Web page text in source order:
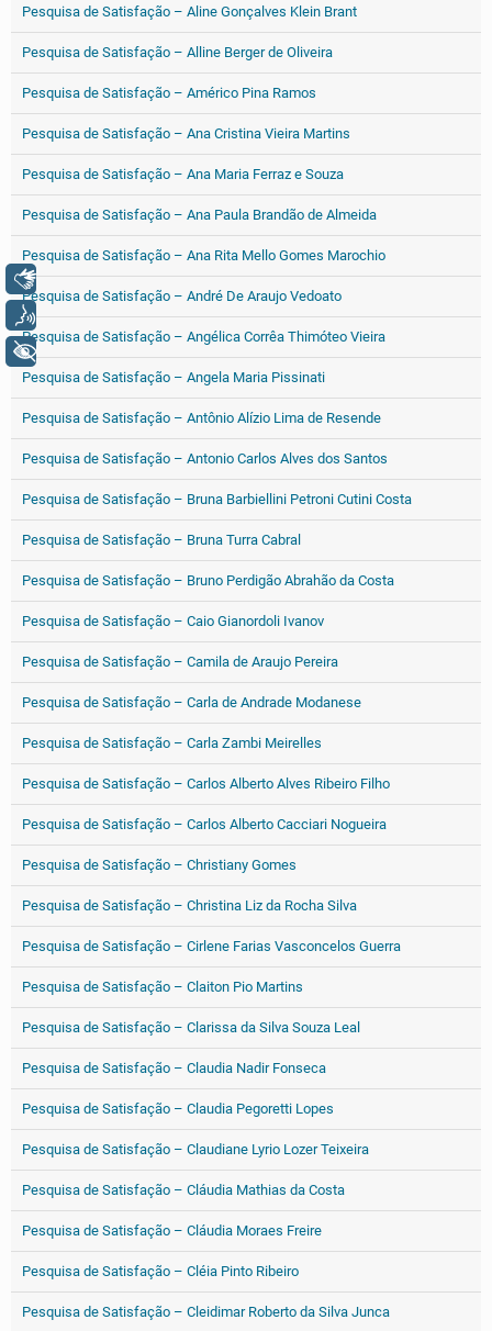
Pesquisa de Satisfação – Aline Gonçalves Klein Brant
Pesquisa de Satisfação – Alline Berger de Oliveira
Pesquisa de Satisfação – Américo Pina Ramos
Pesquisa de Satisfação – Ana Cristina Vieira Martins
Pesquisa de Satisfação – Ana Maria Ferraz e Souza
Pesquisa de Satisfação – Ana Paula Brandão de Almeida
Pesquisa de Satisfação – Ana Rita Mello Gomes Marochio
Pesquisa de Satisfação – André De Araujo Vedoato
Pesquisa de Satisfação – Angélica Corrêa Thimóteo Vieira
Pesquisa de Satisfação – Angela Maria Pissinati
Pesquisa de Satisfação – Antônio Alízio Lima de Resende
Pesquisa de Satisfação – Antonio Carlos Alves dos Santos
Pesquisa de Satisfação – Bruna Barbiellini Petroni Cutini Costa
Pesquisa de Satisfação – Bruna Turra Cabral
Pesquisa de Satisfação – Bruno Perdigão Abrahão da Costa
Pesquisa de Satisfação – Caio Gianordoli Ivanov
Pesquisa de Satisfação – Camila de Araujo Pereira
Pesquisa de Satisfação – Carla de Andrade Modanese
Pesquisa de Satisfação – Carla Zambi Meirelles
Pesquisa de Satisfação – Carlos Alberto Alves Ribeiro Filho
Pesquisa de Satisfação – Carlos Alberto Cacciari Nogueira
Pesquisa de Satisfação – Christiany Gomes
Pesquisa de Satisfação – Christina Liz da Rocha Silva
Pesquisa de Satisfação – Cirlene Farias Vasconcelos Guerra
Pesquisa de Satisfação – Claiton Pio Martins
Pesquisa de Satisfação – Clarissa da Silva Souza Leal
Pesquisa de Satisfação – Claudia Nadir Fonseca
Pesquisa de Satisfação – Claudia Pegoretti Lopes
Pesquisa de Satisfação – Claudiane Lyrio Lozer Teixeira
Pesquisa de Satisfação – Cláudia Mathias da Costa
Pesquisa de Satisfação – Cláudia Moraes Freire
Pesquisa de Satisfação – Cléia Pinto Ribeiro
Pesquisa de Satisfação – Cleidimar Roberto da Silva Junca
Libras
Voz
+ Acessibilidade